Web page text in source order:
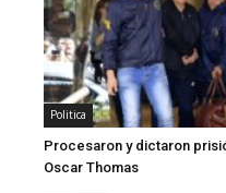
Politica
Procesaron y dictaron
Oscar Thomas